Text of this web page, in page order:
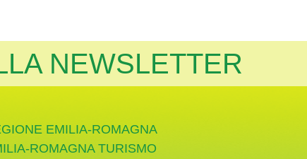
NEWSLETTER
EMILIA-ROMAGNA
ROMAGNA TURISMO